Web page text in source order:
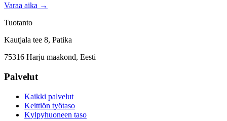
Varaa aika →
Tuotanto
Kautjala tee 8, Patika
75316 Harju maakond, Eesti
Palvelut
Kaikki palvelut
Keittiön työtaso
Kylpyhuoneen taso